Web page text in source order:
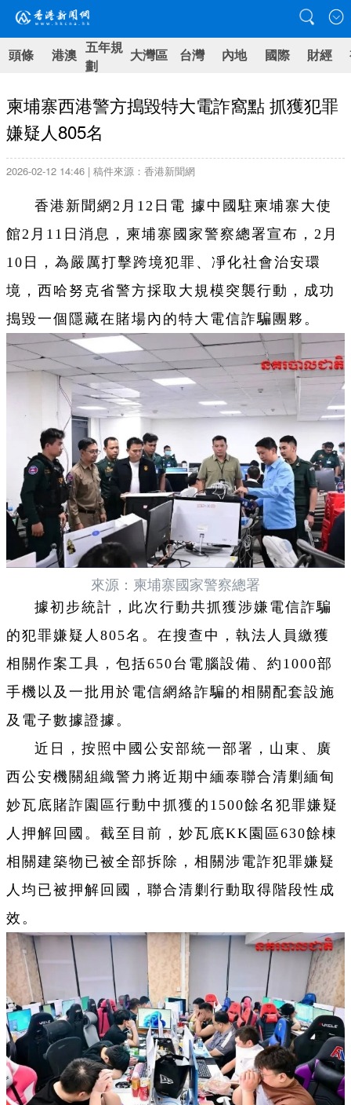
頭條 港澳 五年規
劃
大灣區 台灣 內地 國際 財經
柬埔寨西港警方搗毀特大電詐窩點 抓獲犯罪
嫌疑人805名
2026-02-12 14:46 | 稿件來源：香港新聞網
香港新聞網2月12日電 據中國駐柬埔寨大使
館2月11日消息，柬埔寨國家警察總署宣布，2月
10日，為嚴厲打擊跨境犯罪、凈化社會治安環
境，西哈努克省警方採取大規模突襲行動，成功
搗毀一個隱藏在賭場內的特大電信詐騙團夥。
來源：柬埔寨國家警察總署
據初步統計，此次行動共抓獲涉嫌電信詐騙
的犯罪嫌疑人805名。在搜查中，執法人員繳獲
相關作案工具，包括650台電腦設備、約1000部
手機以及一批用於電信網絡詐騙的相關配套設施
及電子數據證據。
近日，按照中國公安部統一部署，山東、廣
西公安機關組織警力將近期中緬泰聯合清剿緬甸
妙瓦底賭詐園區行動中抓獲的1500餘名犯罪嫌疑
人押解回國。截至目前，妙瓦底KK園區630餘棟
相關建築物已被全部拆除，相關涉電詐犯罪嫌疑
人均已被押解回國，聯合清剿行動取得階段性成
效。